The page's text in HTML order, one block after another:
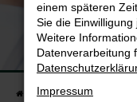
Startseite Sonstige
einem späteren
Sie die
Weitere
Datenverarbeitung
Impressum